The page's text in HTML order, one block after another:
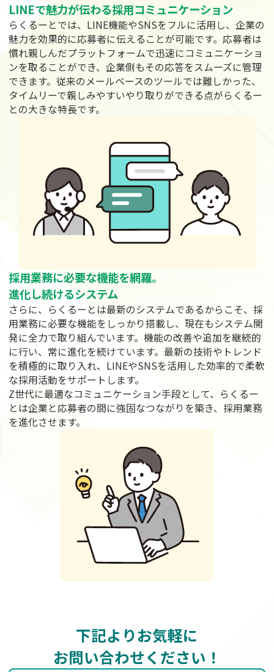
LINEで魅力が伝わる採用コミュニケーション
らくるーとでは、LINE機能やSNSをフルに活用し、企業の
魅力を効果的に応募者に伝えることが可能です。応募者は
慣れ親しんだプラットフォームで迅速にコミュニケーショ
ンを取ることができ、企業側もその応答をスムーズに管理
できます。従来のメールベースのツールでは難しかった、
タイムリーで親しみやすいやり取りができる点がらくるー
との大きな特長です。
採用業務に必要な機能を網羅。
進化し続けるシステム
さらに、らくるーとは最新のシステムであるからこそ、採
用業務に必要な機能をしっかり搭載し、現在もシステム開
発に全力で取り組んでいます。機能の改善や追加を継続的
に行い、常に進化を続けています。最新の技術やトレンド
を積極的に取り入れ、LINEやSNSを活用した効率的で柔軟
な採用活動をサポートします。
Z世代に最適なコミュニケーション手段として、らくるー
とは企業と応募者の間に強固なつながりを築き、採用業務
を進化させます。
下記よりお気軽に
お問い合わせください！